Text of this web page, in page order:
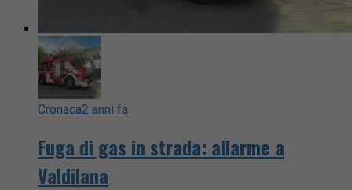
Cronaca2 anni fa
Fuga di gas in strada: allarme a
Valdilana